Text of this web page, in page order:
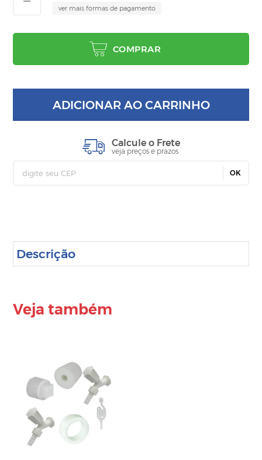
ver mais formas de pagamento
COMPRAR
ADICIONAR AO CARRINHO
Calcule o Frete
veja preços e prazos
OK
Descrição
Veja também